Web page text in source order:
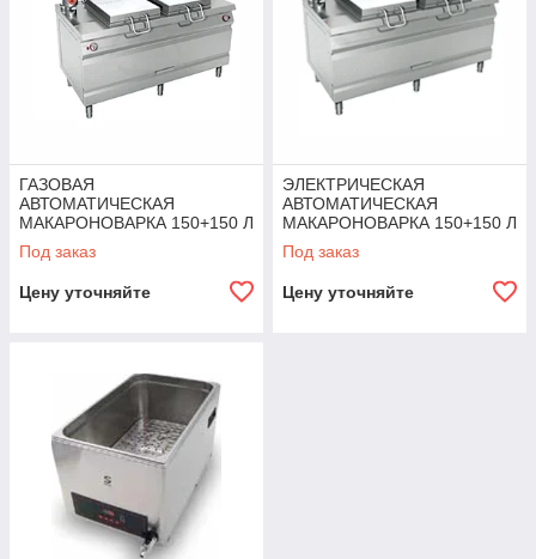
ГАЗОВАЯ
АВТОМАТИЧЕСКАЯ
МАКАРОНОВАРКА 150+150 Л
ANGELOPO
Под заказ
Цену уточняйте
ЭЛЕКТРИЧЕСКАЯ
АВТОМАТИЧЕСКАЯ
МАКАРОНОВАРКА 150+150 Л
ANGELOPO
Под заказ
Цену уточняйте